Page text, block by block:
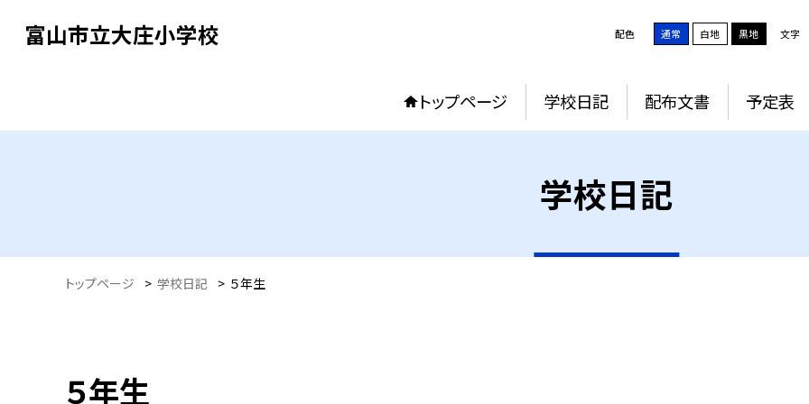
富山市立大庄小学校 配色 通常 白地 黒地 文字
トップページ 学校日記 配布文書 予定表
学校日記
トップページ > 学校日記 > ５年生
５年生